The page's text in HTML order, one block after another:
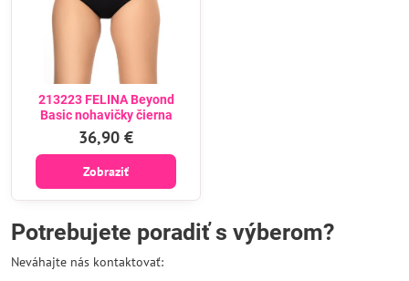
213223 FELINA Beyond
Basic nohavičky čierna
36,90 €
Zobraziť
Potrebujete poradiť s výberom?
Neváhajte nás kontaktovať: